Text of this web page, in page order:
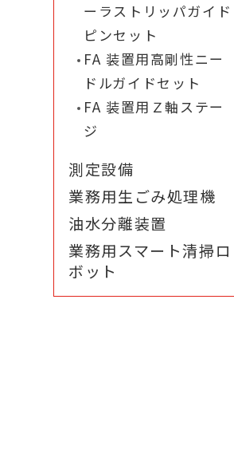
ーラストリッパガイド
ピンセット
FA 装置用高剛性ニー
ドルガイドセット
FA 装置用Ｚ軸ステー
ジ
測定設備
業務用生ごみ処理機
油水分離装置
業務用スマート清掃ロ
ボット